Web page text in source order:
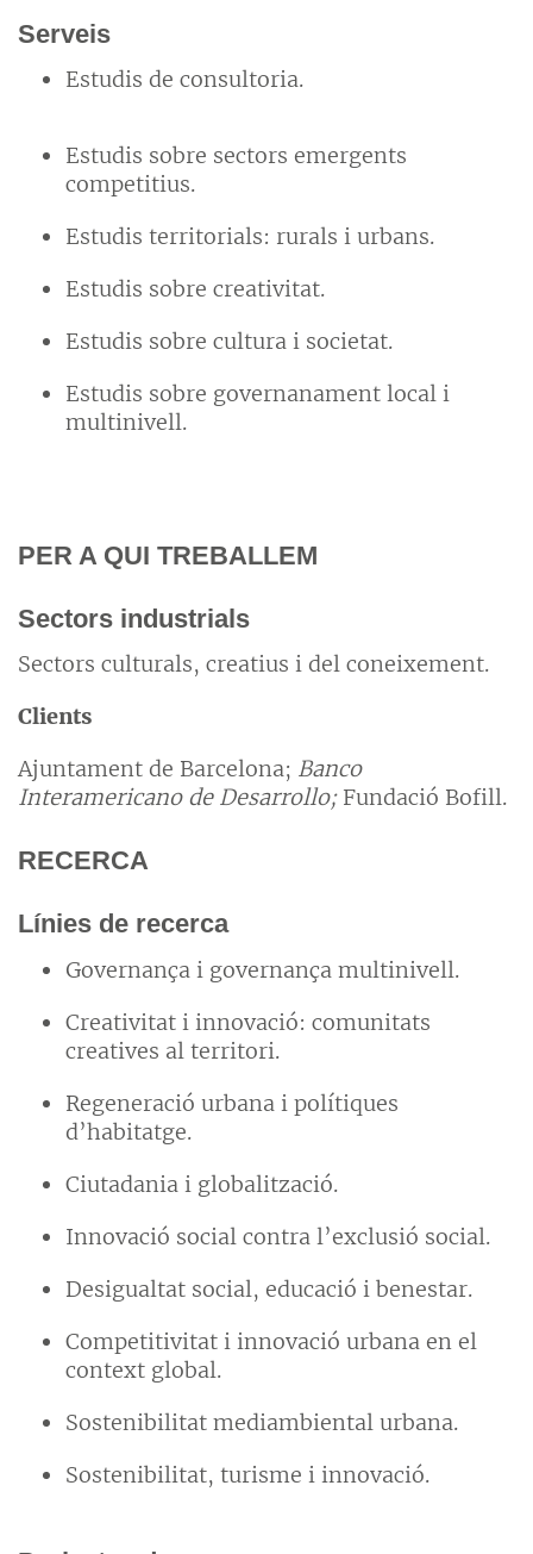
Serveis
Estudis de consultoria.
Estudis sobre sectors emergents
competitius.
Estudis territorials: rurals i urbans.
Estudis sobre creativitat.
Estudis sobre cultura i societat.
Estudis sobre governanament local i
multinivell.
PER A QUI TREBALLEM
Sectors industrials
Sectors culturals, creatius i del coneixement.
Clients
Ajuntament de Barcelona; Banco
Interamericano de Desarrollo; Fundació Bofill.
RECERCA
Línies de recerca
Governança i governança multinivell.
Creativitat i innovació: comunitats
creatives al territori.
Regeneració urbana i polítiques
d’habitatge.
Ciutadania i globalització.
Innovació social contra l’exclusió social.
Desigualtat social, educació i benestar.
Competitivitat i innovació urbana en el
context global.
Sostenibilitat mediambiental urbana.
Sostenibilitat, turisme i innovació.